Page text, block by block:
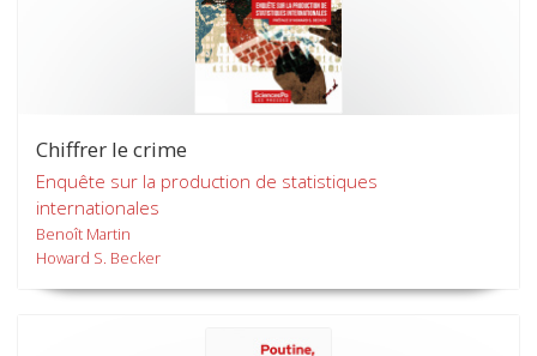
Chiffrer le crime
Enquête sur la production de statistiques
internationales
Benoît Martin
Howard S. Becker